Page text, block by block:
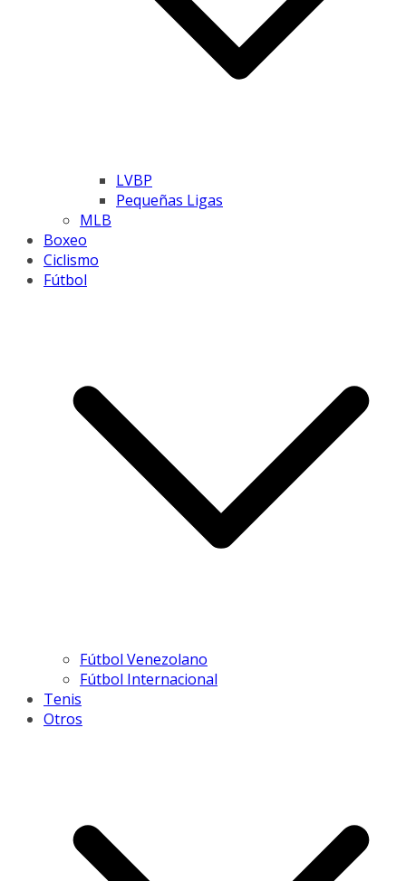
LVBP
Pequeñas Ligas
MLB
Boxeo
Ciclismo
Fútbol
Fútbol Venezolano
Fútbol Internacional
Tenis
Otros